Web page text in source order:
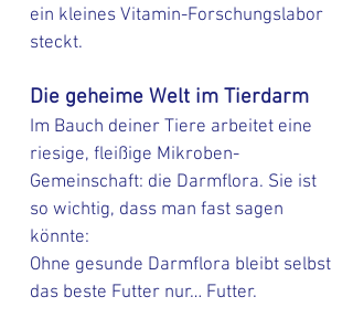
ein kleines Vitamin-Forschungslabor
steckt.
Die geheime Welt im Tierdarm
Im Bauch deiner Tiere arbeitet eine
riesige, fleißige Mikroben-
Gemeinschaft: die Darmflora. Sie ist
so wichtig, dass man fast sagen
könnte:
Ohne gesunde Darmflora bleibt selbst
das beste Futter nur… Futter.